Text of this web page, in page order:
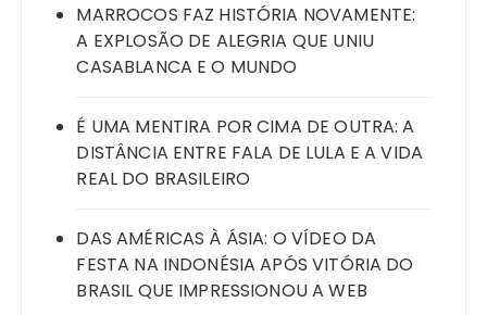
MARROCOS FAZ HISTÓRIA NOVAMENTE:
A EXPLOSÃO DE ALEGRIA QUE UNIU
CASABLANCA E O MUNDO
É UMA MENTIRA POR CIMA DE OUTRA: A
DISTÂNCIA ENTRE FALA DE LULA E A VIDA
REAL DO BRASILEIRO
DAS AMÉRICAS À ÁSIA: O VÍDEO DA
FESTA NA INDONÉSIA APÓS VITÓRIA DO
BRASIL QUE IMPRESSIONOU A WEB